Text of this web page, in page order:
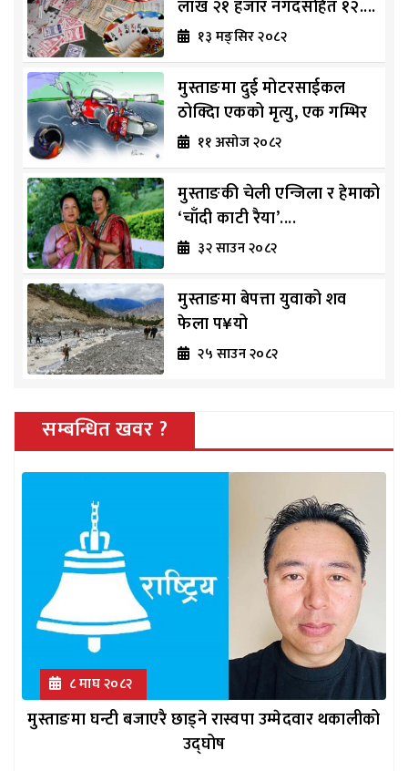
लाख २१ हजार नगदसहित १२....
१३ मङ्सिर २०८२
मुस्ताङमा दुई मोटरसाईकल
ठोक्दिा एकको मृत्यु, एक गम्भिर
११ असोज २०८२
मुस्ताङकी चेली एन्जिला र हेमाको
‘चाँदी काटी रैया’....
३२ साउन २०८२
मुस्ताङमा बेपत्ता युवाको शव
फेला प¥यो
२५ साउन २०८२
सम्बन्धित खवर ?
८ माघ २०८२
मुस्ताङमा घन्टी बजाएरै छाड्ने रास्वपा उम्मेदवार थकालीको
उद्घोष